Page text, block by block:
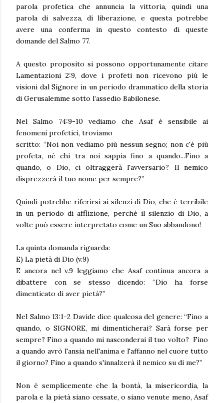
parola profetica che annuncia la vittoria, quindi una
parola di salvezza, di liberazione, e questa potrebbe
avere una conferma in questo contesto di queste
domande del Salmo 77.
A questo proposito si possono opportunamente citare
Lamentazioni 2:9, dove i profeti non ricevono più le
visioni dal Signore in un periodo drammatico della storia
di Gerusalemme sotto l’assedio Babilonese.
Nel Salmo 74:9-10 vediamo che Asaf è sensibile ai
fenomeni profetici, troviamo
scritto: “Noi non vediamo più nessun segno; non c'è più
profeta, né chi tra noi sappia fino a quando...Fino a
quando, o Dio, ci oltraggerà l'avversario? Il nemico
disprezzerà il tuo nome per sempre?”
Quindi potrebbe riferirsi ai silenzi di Dio, che è terribile
in un periodo di afflizione, perché il silenzio di Dio, a
volte può essere interpretato come un Suo abbandono!
La quinta domanda riguarda:
E) La pietà di Dio (v.9)
E ancora nel v.9 leggiamo che Asaf continua ancora a
dibattere con se stesso dicendo: “Dio ha forse
dimenticato di aver pietà?”
Nel Salmo 13:1-2 Davide dice qualcosa del genere: “Fino a
quando, o SIGNORE, mi dimenticherai? Sarà forse per
sempre? Fino a quando mi nasconderai il tuo volto? Fino
a quando avrò l'ansia nell'anima e l'affanno nel cuore tutto
il giorno? Fino a quando s'innalzerà il nemico su di me?”
Non è semplicemente che la bontà, la misericordia, la
parola e la pietà siano cessate, o siano venute meno, Asaf